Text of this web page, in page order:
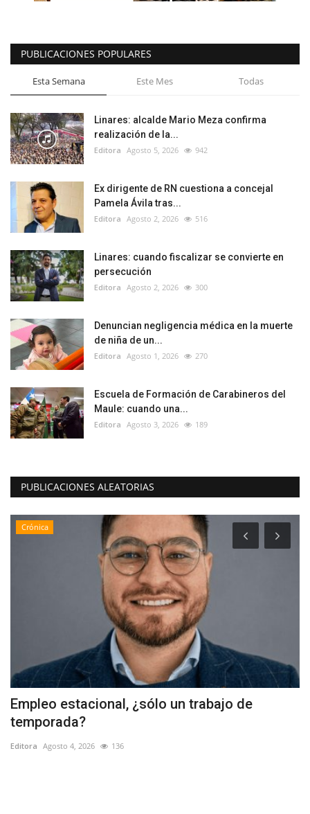
PUBLICACIONES POPULARES
Esta Semana Este Mes Todas
Linares: alcalde Mario Meza confirma
realización de la...
Editora Agosto 5, 2026 942
Ex dirigente de RN cuestiona a concejal
Pamela Ávila tras...
Editora Agosto 2, 2026 516
Linares: cuando fiscalizar se convierte en
persecución
Editora Agosto 2, 2026 300
Denuncian negligencia médica en la muerte
de niña de un...
Editora Agosto 1, 2026 270
Escuela de Formación de Carabineros del
Maule: cuando una...
Editora Agosto 3, 2026 189
PUBLICACIONES ALEATORIAS
Crónica
Empleo estacional, ¿sólo un trabajo de
temporada?
Editora Agosto 4, 2026 136